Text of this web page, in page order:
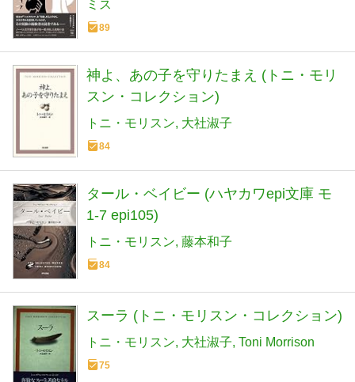
ミス
89
神よ、あの子を守りたまえ (トニ・モリ
スン・コレクション)
トニ・モリスン 大社淑子
84
タール・ベイビー (ハヤカワepi文庫 モ
1-7 epi105)
トニ・モリスン 藤本和子
84
スーラ (トニ・モリスン・コレクション)
トニ・モリスン 大社淑子 Toni Morrison
75